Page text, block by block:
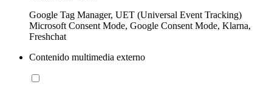
Google Tag Manager, UET (Universal Event Tracking)
Microsoft Consent Mode, Google Consent Mode, Klarna,
Freshchat
Contenido multimedia externo